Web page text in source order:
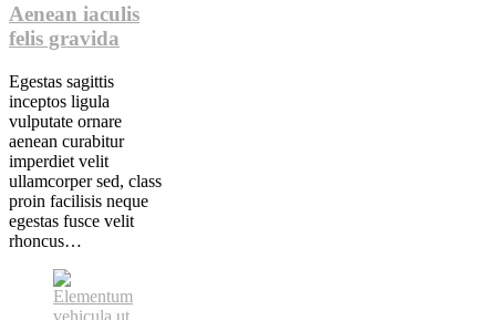
Aenean iaculis
felis gravida
Egestas sagittis
inceptos ligula
vulputate ornare
aenean curabitur
imperdiet velit
ullamcorper sed, class
proin facilisis neque
egestas fusce velit
rhoncus…